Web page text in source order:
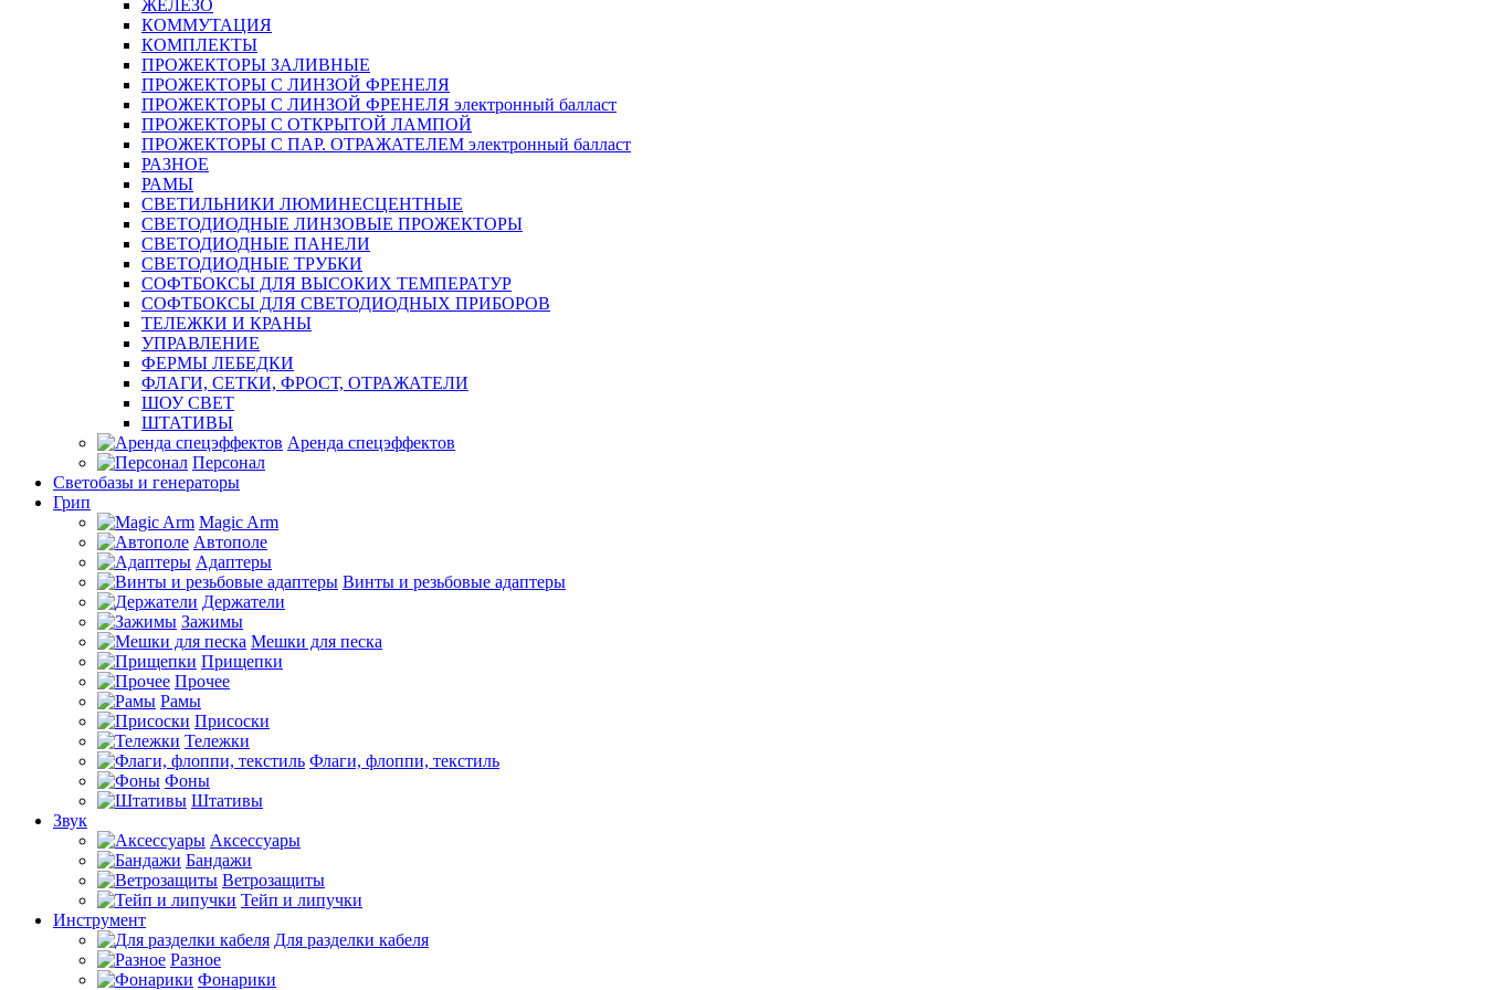
ЖЕЛЕЗО
КОММУТАЦИЯ
КОМПЛЕКТЫ
ПРОЖЕКТОРЫ ЗАЛИВНЫЕ
ПРОЖЕКТОРЫ С ЛИНЗОЙ ФРЕНЕЛЯ
ПРОЖЕКТОРЫ С ЛИНЗОЙ ФРЕНЕЛЯ электронный балласт
ПРОЖЕКТОРЫ С ОТКРЫТОЙ ЛАМПОЙ
ПРОЖЕКТОРЫ С ПАР. ОТРАЖАТЕЛЕМ электронный балласт
РАЗНОЕ
РАМЫ
СВЕТИЛЬНИКИ ЛЮМИНЕСЦЕНТНЫЕ
СВЕТОДИОДНЫЕ ЛИНЗОВЫЕ ПРОЖЕКТОРЫ
СВЕТОДИОДНЫЕ ПАНЕЛИ
СВЕТОДИОДНЫЕ ТРУБКИ
СОФТБОКСЫ ДЛЯ ВЫСОКИХ ТЕМПЕРАТУР
СОФТБОКСЫ ДЛЯ СВЕТОДИОДНЫХ ПРИБОРОВ
ТЕЛЕЖКИ И КРАНЫ
УПРАВЛЕНИЕ
ФЕРМЫ ЛЕБЕДКИ
ФЛАГИ, СЕТКИ, ФРОСТ, ОТРАЖАТЕЛИ
ШОУ СВЕТ
ШТАТИВЫ
Аренда спецэффектов
Персонал
Светобазы и генераторы
Грип
Magic Arm
Автополе
Адаптеры
Винты и резьбовые адаптеры
Держатели
Зажимы
Мешки для песка
Прищепки
Прочее
Рамы
Присоски
Тележки
Флаги, флоппи, текстиль
Фоны
Штативы
Звук
Аксессуары
Бандажи
Ветрозащиты
Тейп и липучки
Инструмент
Для разделки кабеля
Разное
Фонарики